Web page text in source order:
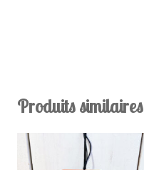
Produits similaires